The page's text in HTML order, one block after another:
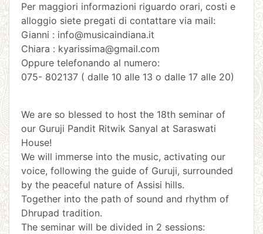
Per maggiori informazioni riguardo orari, costi e
alloggio siete pregati di contattare via mail:
Gianni : info@musicaindiana.it
Chiara : kyarissima@gmail.com
Oppure telefonando al numero:
075- 802137 ( dalle 10 alle 13 o dalle 17 alle 20)
We are so blessed to host the 18th seminar of
our Guruji Pandit Ritwik Sanyal at Saraswati
House!
We will immerse into the music, activating our
voice, following the guide of Guruji, surrounded
by the peaceful nature of Assisi hills.
Together into the path of sound and rhythm of
Dhrupad tradition.
The seminar will be divided in 2 sessions: